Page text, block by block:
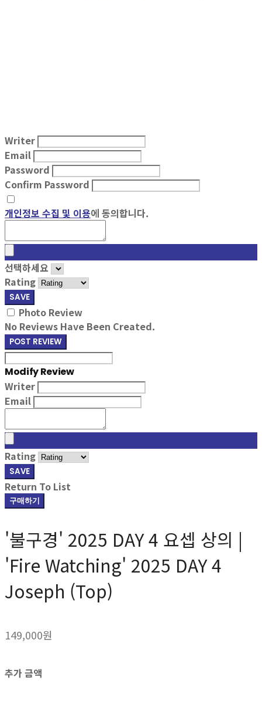
Writer
Email
Password
Confirm Password
개인정보 수집 및 이용에 동의합니다.
선택하세요
Rating
SAVE
Photo Review
No Reviews Have Been Created.
POST REVIEW
Modify Review
Writer
Email
Rating
SAVE
Return To List
구매하기
'불구경' 2025 DAY 4 요셉 상의 |
'Fire Watching' 2025 DAY 4
Joseph (Top)
149,000원
추가 금액